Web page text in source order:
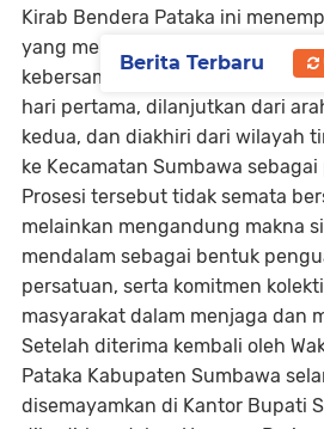
Kirab Bendera Pataka ini
yang mencerminkan cakupan
kebersamaan daerah, dimulai
hari pertama, dilanjutkan dari
kedua, dan diakhiri dari wilayah
ke Kecamatan Sumbawa
Prosesi tersebut tidak semata
melainkan mengandung makna
mendalam sebagai bentuk
persatuan, serta komitmen
masyarakat dalam menjaga dan
Setelah diterima kembali oleh
Pataka Kabupaten Sumbawa
disemayamkan di Kantor Bupati
Berita Terbaru